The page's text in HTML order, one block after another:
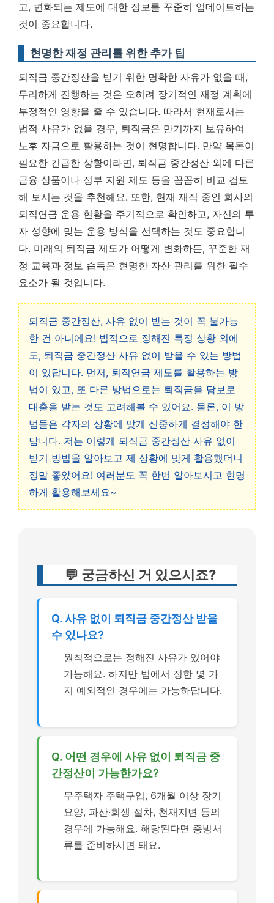
고, 변화되는 제도에 대한 정보를 꾸준히 업데이트하는
것이 중요합니다.
현명한 재정 관리를 위한 추가 팁
퇴직금 중간정산을 받기 위한 명확한 사유가 없을 때,
무리하게 진행하는 것은 오히려 장기적인 재정 계획에
부정적인 영향을 줄 수 있습니다. 따라서 현재로서는
법적 사유가 없을 경우, 퇴직금은 만기까지 보유하여
노후 자금으로 활용하는 것이 현명합니다. 만약 목돈이
필요한 긴급한 상황이라면, 퇴직금 중간정산 외에 다른
금융 상품이나 정부 지원 제도 등을 꼼꼼히 비교 검토
해 보시는 것을 추천해요. 또한, 현재 재직 중인 회사의
퇴직연금 운용 현황을 주기적으로 확인하고, 자신의 투
자 성향에 맞는 운용 방식을 선택하는 것도 중요합니
다. 미래의 퇴직금 제도가 어떻게 변화하든, 꾸준한 재
정 교육과 정보 습득은 현명한 자산 관리를 위한 필수
요소가 될 것입니다.
퇴직금 중간정산, 사유 없이 받는 것이 꼭 불가능
한 건 아니에요! 법적으로 정해진 특정 상황 외에
도, 퇴직금 중간정산 사유 없이 받을 수 있는 방법
이 있답니다. 먼저, 퇴직연금 제도를 활용하는 방
법이 있고, 또 다른 방법으로는 퇴직금을 담보로
대출을 받는 것도 고려해볼 수 있어요. 물론, 이 방
법들은 각자의 상황에 맞게 신중하게 결정해야 한
답니다. 저는 이렇게 퇴직금 중간정산 사유 없이
받기 방법을 알아보고 제 상황에 맞게 활용했더니
정말 좋았어요! 여러분도 꼭 한번 알아보시고 현명
하게 활용해보세요~
💬 궁금하신 거 있으시죠?
Q. 사유 없이 퇴직금 중간정산 받을
수 있나요?
원칙적으로는 정해진 사유가 있어야
가능해요. 하지만 법에서 정한 몇 가
지 예외적인 경우에는 가능하답니다.
Q. 어떤 경우에 사유 없이 퇴직금 중
간정산이 가능한가요?
무주택자 주택구입, 6개월 이상 장기
요양, 파산·회생 절차, 천재지변 등의
경우에 가능해요. 해당된다면 증빙서
류를 준비하시면 돼요.